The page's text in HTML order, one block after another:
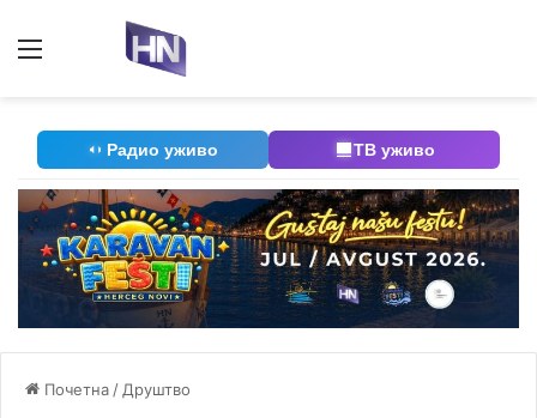
Радио уживо ТВ уживо
Почетна / Друштво